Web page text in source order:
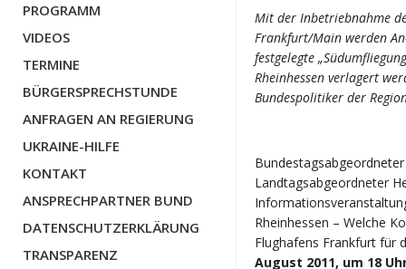
PROGRAMM
VIDEOS
TERMINE
BÜRGERSPRECHSTUNDE
ANFRAGEN AN REGIERUNG
UKRAINE-HILFE
KONTAKT
ANSPRECHPARTNER BUND
DATENSCHUTZERKLÄRUNG
TRANSPARENZ
Mit der Inbetriebnahme
Frankfurt/Main werden
festgelegte
Rheinhessen verlagert
Bundespolitiker der
Landtagsabgeordneter
Rheinhessen – Welche
Flughafens Frankfurt für
August 2011, um 18